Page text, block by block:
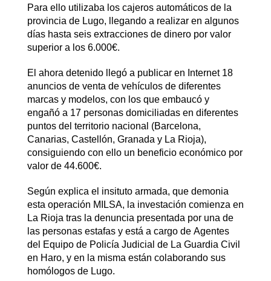
Para ello utilizaba los cajeros automáticos de la
provincia de Lugo, llegando a realizar en algunos
días hasta seis extracciones de dinero por valor
superior a los 6.000€.
El ahora detenido llegó a publicar en Internet 18
anuncios de venta de vehículos de diferentes
marcas y modelos, con los que embaucó y
engañó a 17 personas domiciliadas en diferentes
puntos del territorio nacional (Barcelona,
Canarias, Castellón, Granada y La Rioja),
consiguiendo con ello un beneficio económico por
valor de 44.600€.
Según explica el insituto armada, que demonia
esta operación MILSA, la investación comienza en
La Rioja tras la denuncia presentada por una de
las personas estafas y está a cargo de Agentes
del Equipo de Policía Judicial de La Guardia Civil
en Haro, y en la misma están colaborando sus
homólogos de Lugo.